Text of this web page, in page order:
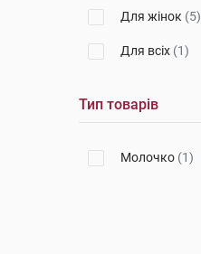
Для жінок (5)
Для всіх (1)
Тип товарів
Молочко (1)